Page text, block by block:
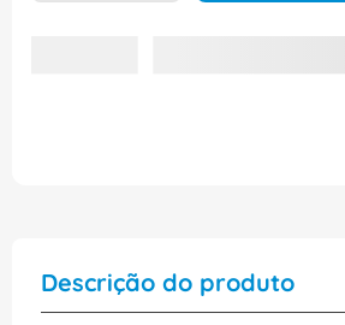
Descrição do produto